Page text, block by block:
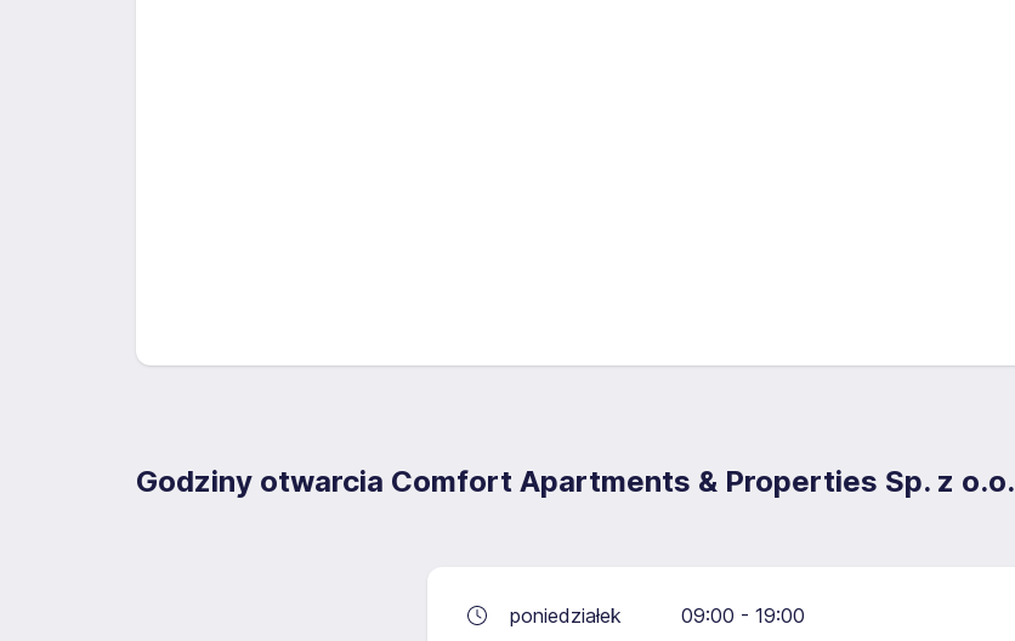
Godziny otwarcia Comfort Apartments & Properties Sp. z o.o.
poniedziałek
09:00 - 19:00